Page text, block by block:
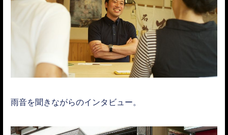
雨音を聞きながらのインタビュー。